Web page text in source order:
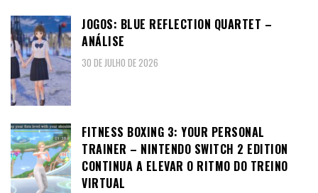
JOGOS: BLUE REFLECTION QUARTET –
ANÁLISE
30 DE JULHO DE 2026
FITNESS BOXING 3: YOUR PERSONAL
TRAINER – NINTENDO SWITCH 2 EDITION
CONTINUA A ELEVAR O RITMO DO TREINO
VIRTUAL